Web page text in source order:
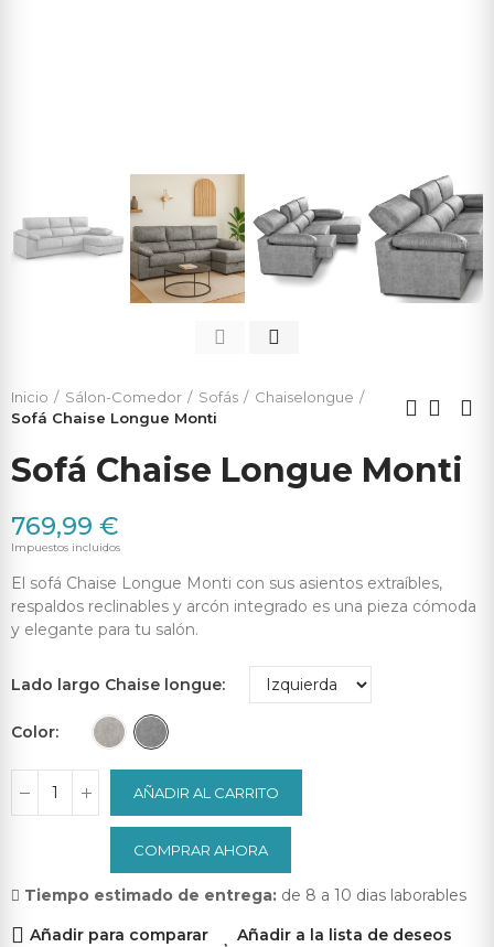
Inicio Sálon-Comedor Sofás
Chaiselongue
Sofá Chaise Longue Monti
Sofá Chaise Longue Monti
769,99 €
Impuestos incluidos
El sofá Chaise Longue Monti con sus asientos extraíbles,
respaldos reclinables y arcón integrado es una pieza cómoda
y elegante para tu salón.
Lado largo Chaise longue
Color
AÑADIR AL CARRITO
COMPRAR AHORA
Tiempo estimado de entrega: de 8 a 10 dias laborables
Añadir para comparar
Añadir a la lista de deseos